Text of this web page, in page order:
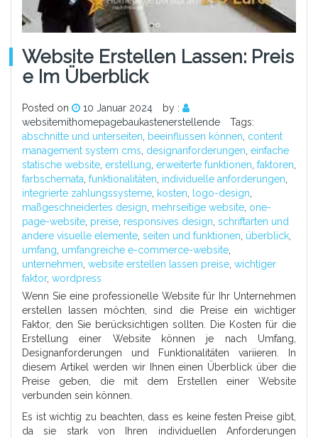
Website Erstellen Lassen: Preis
E Im Überblick
Posted on 10 Januar 2024
by :
websitemithomepagebaukastenerstellende
Tags:
abschnitte und unterseiten beeinflussen können content
management system cms designanforderungen einfache
statische website erstellung erweiterte funktionen faktoren
farbschemata funktionalitäten individuelle anforderungen
integrierte zahlungssysteme kosten logo-design
maßgeschneidertes design mehrseitige website one-
page-website preise responsives design schriftarten und
andere visuelle elemente seiten und funktionen überblick
umfang umfangreiche e-commerce-website
unternehmen website erstellen lassen preise wichtiger
faktor, wordpress
Wenn Sie eine professionelle Website für Ihr Unternehmen
erstellen lassen möchten, sind die Preise ein wichtiger
Faktor, den Sie berücksichtigen sollten. Die Kosten für die
Erstellung einer Website können je nach Umfang,
Designanforderungen und Funktionalitäten variieren. In
diesem Artikel werden wir Ihnen einen Überblick über die
Preise geben, die mit dem Erstellen einer Website
verbunden sein können.
Es ist wichtig zu beachten, dass es keine festen Preise gibt,
da sie stark von Ihren individuellen Anforderungen